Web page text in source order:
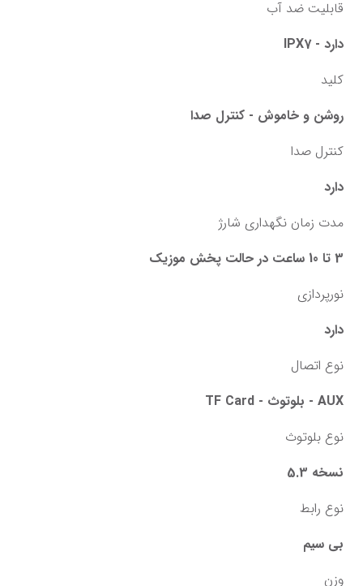
قابلیت ضد آب
دارد - IPX7
کلید
روشن و خاموش - کنترل صدا
کنترل صدا
دارد
مدت زمان نگهداری شارژ
3 تا 10 ساعت در حالت پخش موزیک
نورپردازی
دارد
نوع اتصال
AUX - بلوتوث - TF Card
نوع بلوتوث
نسخه 5.3
نوع رابط
بی سیم
وزن